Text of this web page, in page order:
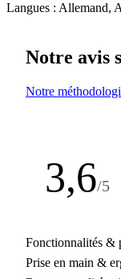
Langues : Allemand,
Notre avis
Notre
3,6/5
Fonctionnalités &
Prise en main &